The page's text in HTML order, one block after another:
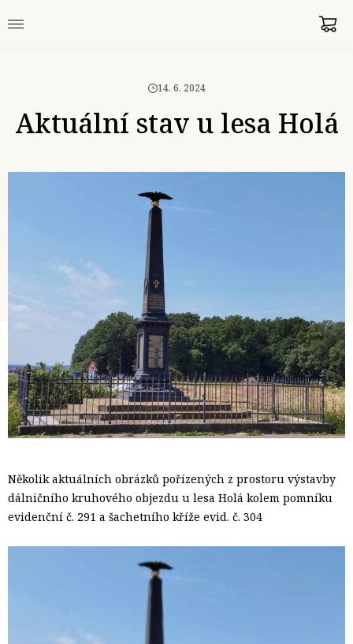
14. 6. 2024
Aktuální stav u lesa Holá
Několik aktuálních obrázků pořízených z prostoru výstavby
dálničního kruhového objezdu u lesa Holá kolem pomníku
evidenční č. 291 a šachetního kříže evid. č. 304